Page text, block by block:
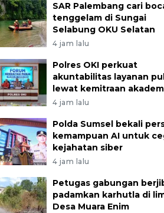
SAR Palembang cari
tenggelam di Sungai
Selabung OKU Selatan
4 jam lalu
Polres OKI perkuat
akuntabilitas layanan
lewat kemitraan
4 jam lalu
Polda Sumsel bekali
kemampuan AI untuk
kejahatan siber
4 jam lalu
Petugas gabungan
padamkan karhutla di
Desa Muara Enim